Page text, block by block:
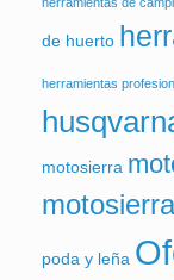
de huerto
herramientas
motosierra
poda y leña